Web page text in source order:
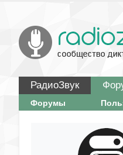
РадиоЗвук
Форумы